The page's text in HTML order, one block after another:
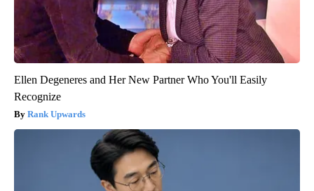
Ellen Degeneres and Her New Partner Who You'll Easily
Recognize
Rank Upwards